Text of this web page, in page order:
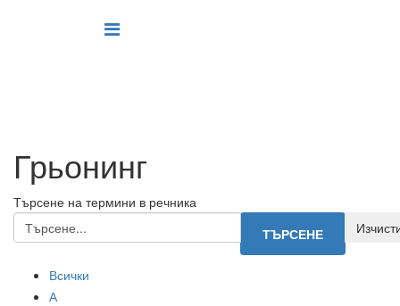
Грьонинг
Търсене на термини в речника
Всички
А